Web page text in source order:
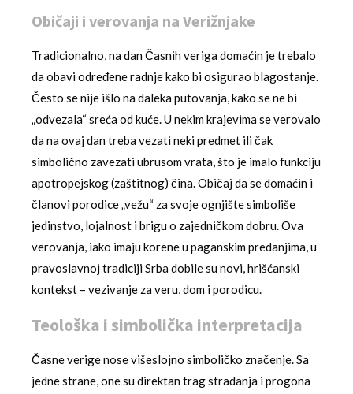
Običaji i verovanja na Verižnjake
Tradicionalno, na dan Časnih veriga domaćin je trebalo
da obavi određene radnje kako bi osigurao blagostanje.
Često se nije išlo na daleka putovanja, kako se ne bi
„odvezala“ sreća od kuće. U nekim krajevima se verovalo
da na ovaj dan treba vezati neki predmet ili čak
simbolično zavezati ubrusom vrata, što je imalo funkciju
apotropejskog (zaštitnog) čina. Običaj da se domaćin i
članovi porodice „vežu“ za svoje ognjište simboliše
jedinstvo, lojalnost i brigu o zajedničkom dobru. Ova
verovanja, iako imaju korene u paganskim predanjima, u
pravoslavnoj tradiciji Srba dobile su novi, hrišćanski
kontekst – vezivanje za veru, dom i porodicu.
Teološka i simbolička interpretacija
Časne verige nose višeslojno simboličko značenje. Sa
jedne strane, one su direktan trag stradanja i progona